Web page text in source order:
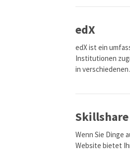
edX
edX ist ein
Institutionen
in
Skillshare
Wenn Sie Dinge
Website bietet